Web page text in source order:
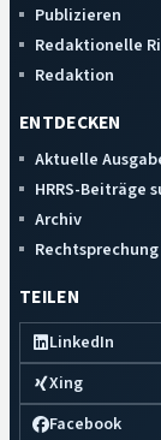
Publizieren
Redaktionelle
Redaktion
ENTDECKEN
Aktuelle
HRRS-Beiträge
Archiv
Rechtsprechung
TEILEN
LinkedIn
Xing
Facebook